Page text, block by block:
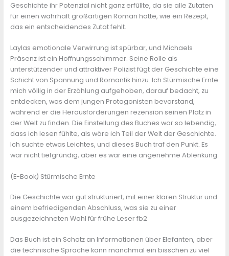
Geschichte ihr Potenzial nicht ganz erfüllte, da sie alle Zutaten
für einen wahrhaft großartigen Roman hatte, wie ein Rezept,
das ein entscheidendes Zutat fehlt.
Laylas emotionale Verwirrung ist spürbar, und Michaels
Präsenz ist ein Hoffnungsschimmer. Seine Rolle als
unterstützender und attraktiver Polizist fügt der Geschichte eine
Schicht von Spannung und Romantik hinzu. Ich Stürmische Ernte
mich völlig in der Erzählung aufgehoben, darauf bedacht, zu
entdecken, was dem jungen Protagonisten bevorstand,
während er die Herausforderungen rezension seinen Platz in
der Welt zu finden. Die Einstellung des Buches war so lebendig,
dass ich lesen fühlte, als wäre ich Teil der Welt der Geschichte.
Ich suchte etwas Leichtes, und dieses Buch traf den Punkt. Es
war nicht tiefgründig, aber es war eine angenehme Ablenkung.
(E-Book) Stürmische Ernte
Die Geschichte war gut strukturiert, mit einer klaren Struktur und
einem befriedigenden Abschluss, was sie zu einer
ausgezeichneten Wahl für frühe Leser fb2
Das Buch ist ein Schatz an Informationen über Elefanten, aber
die technische Sprache kann manchmal ein bisschen zu viel